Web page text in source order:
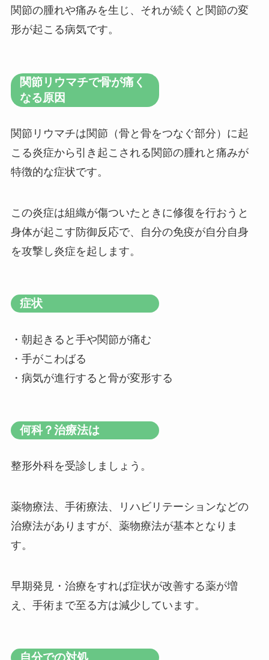
関節の腫れや痛みを生じ、それが続くと関節の変
形が起こる病気です。
関節リウマチで骨が痛く
なる原因
関節リウマチは関節（骨と骨をつなぐ部分）に起
こる炎症から引き起こされる関節の腫れと痛みが
特徴的な症状です。
この炎症は組織が傷ついたときに修復を行おうと
身体が起こす防御反応で、自分の免疫が自分自身
を攻撃し炎症を起します。
症状
・朝起きると手や関節が痛む
・手がこわばる
・病気が進行すると骨が変形する
何科？治療法は
整形外科を受診しましょう。
薬物療法、手術療法、リハビリテーションなどの
治療法がありますが、薬物療法が基本となりま
す。
早期発見・治療をすれば症状が改善する薬が増
え、手術まで至る方は減少しています。